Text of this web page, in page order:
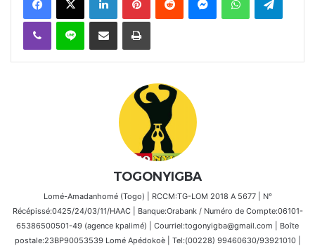
Viber Ligne Partager par email Imprimer
TOGONYIGBA
Lomé-Amadanhomé (Togo) | RCCM:TG-LOM 2018 A 5677 | N°
Récépissé:0425/24/03/11/HAAC | Banque:Orabank / Numéro de Compte:06101-
65386500501-49 (agence kpalimé) | Courriel:togonyigba@gmail.com | Boîte
postale:23BP90053539 Lomé Apédokoè | Tel:(00228) 99460630/93921010 |